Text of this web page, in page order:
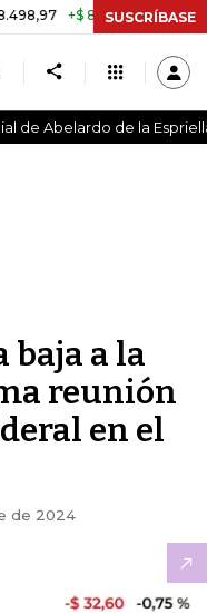
+$ 8.753,81 +2,19% TASA
SUSCRÍBASE
de Abelardo de la
baja a la
reunión
en el
de 2024